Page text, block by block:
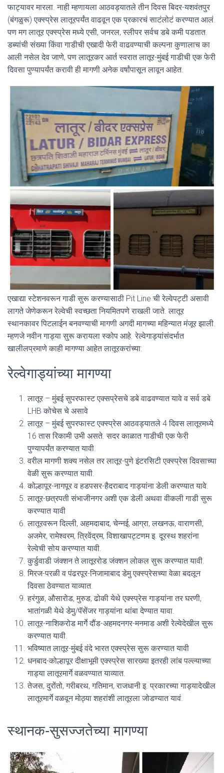
फाट्यावर मारला. नाही म्हणायला आठवड्यातले तीन दिवस बिदर-यशवंतपुर
(बंगळुरू) एक्स्प्रेस लातूरपर्यंत वाढवून एक प्रकारचं साटंलोटं करण्यात आलं.
पण मग लातूर एक्स्प्रेस मध्ये एसी, जनरल, स्लीपर सर्वच डबे कमी पडतात.
डब्यांची संख्या किंवा गाडीची एखादी फेरी वाढवण्याची कल्पना कुणालाच का
आली नसेल देव जाणे, पण लातूरकर आर्त स्वरात लातूर-मुंबई गाडीची एक फेरी
दिवसा पुण्यापर्यंत करावी ही मागणी अनेक वर्षांपासून लावून आहेत.
एखाद्या स्टेशनवरून गाडी सुरू करण्यासाठी Pit Line ची रेल्वेपट्टी असावी
लागते जेणेकरून रेल्वेची स्वच्छता नियमितपणे राखली जाते. लातूर
स्थानकावर पिटलाईन बनवण्याची मागणी अगदी मागच्या महिन्यात मंजूर झाली.
म्हणजे नवीन गाड्या सुरू करायला स्कोप आहे. रेल्वेगाड्यांसंदर्भात
खालीलप्रमाणे काही मागण्या आहेत लातूरकरांच्या:
रेल्वेगाड्यांच्या मागण्या
लातूर – मुंबई सुपरफास्ट एक्सप्रेसचे डबे वाढवण्यात यावे व सर्व डबे
LHB कोचेस चे असावे
लातूर – मुंबई सुपरफास्ट एक्स्प्रेस आठवड्यातले 4 दिवस लातूरमध्ये
16 तास रिकामी उभी असते. सदर काळात गाडीची एक फेरी
पुण्यापर्यंत करण्यात यावी.
वरील मागणी शक्य नसेल तर लातूर-पुणे इंटरसिटी एक्स्प्रेस दिवसाच्या
वेळी सुरू करण्यात यावी.
कोल्हापूर-नागपूर व हडपसर-हैदराबाद गाड्यांना डेली करण्यात यावे.
लातूर-छत्रपती संभाजीनगर अशी एक डेली अथवा वीकली गाडी सुरू
करण्यात यावी
लातूरवरून दिल्ली, अहमदाबाद, चेन्नई, आग्रा, लखनऊ, वाराणसी,
अजमेर, रामेश्वरम, त्रिवेंद्रम, विशाखापट्टणम इ. दूरस्थ शहरांना
रेल्वेची सोय करण्यात यावी.
कुर्डुवाडी जंक्शन ते लातूररोड जंक्शन लोकल सुरू करण्यात यावी.
मिरज-परळी व पंढरपूर-निजामाबाद डेमु एक्स्प्रेसच्या वेळा बदलून
दिवसा ठेवण्यात याव्यात.
हरंगुळ, औसारोड, मुरुड, ढोकी येथे एक्स्प्रेस गाड्यांना तर घरणी,
भातांगळी येथे डेमु/पॅसेंजर गाड्यांना थांबा देण्यात यावा.
लातूर-नाशिकरोड मार्गे दौंड-अहमदनगर-मनमाड अशी रेल्वेदेखील सुरू
करण्यात यावी.
भविष्यात लातूर-मुंबई वंदे भारत एक्स्प्रेस सुरू करण्यात यावी
धनबाद-कोल्हापूर दीक्षाभूमी एक्स्प्रेस सारख्या इतरही लांब पल्ल्याच्या
गाड्या लातूरमार्गे वळवण्यात याव्यात.
तेजस, दुरोंतो, गरीबरथ, गतिमान, राजधानी इ. प्रकारच्या गाड्यादेखील
लातूरमार्गे वळवून मोठ्या शहरांशी लातूरला जोडण्यात यावं.
स्थानक-सुसज्जतेच्या मागण्या